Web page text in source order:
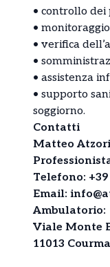
•⁠ ⁠controllo
•⁠
•⁠ ⁠verifica
•⁠
•⁠ ⁠assistenza
•⁠ ⁠supporto
soggiorno.
Contatti
Matteo
Telefono: +39
Email:
Ambulatorio:
Viale Monte
11013